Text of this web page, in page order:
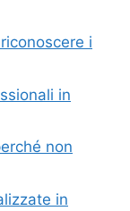
i
in
non
in